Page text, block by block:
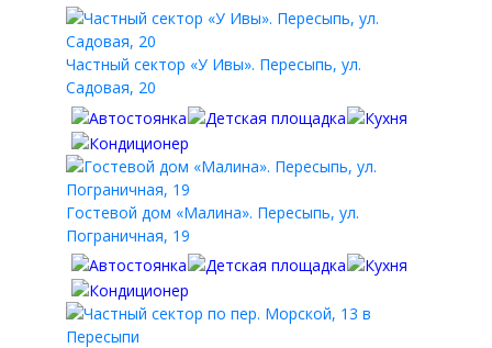
Частный сектор «У Ивы». Пересыпь, ул.
Садовая, 20
Гостевой дом «Малина». Пересыпь, ул.
Пограничная, 19